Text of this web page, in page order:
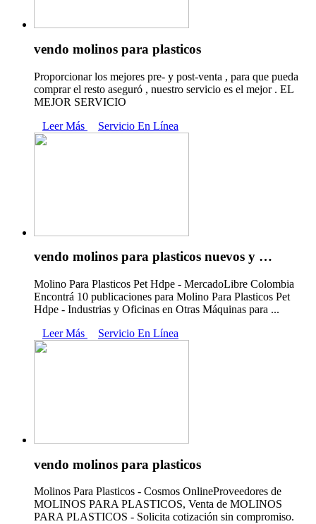
vendo molinos para plasticos
Proporcionar los mejores pre- y post-venta , para que pueda
comprar el resto aseguró , nuestro servicio es el mejor . EL
MEJOR SERVICIO
Leer Más
Servicio En Línea
vendo molinos para plasticos nuevos y …
Molino Para Plasticos Pet Hdpe - MercadoLibre Colombia
Encontrá 10 publicaciones para Molino Para Plasticos Pet
Hdpe - Industrias y Oficinas en Otras Máquinas para ...
Leer Más
Servicio En Línea
vendo molinos para plasticos
Molinos Para Plasticos - Cosmos OnlineProveedores de
MOLINOS PARA PLASTICOS, Venta de MOLINOS
PARA PLASTICOS - Solicita cotización sin compromiso.